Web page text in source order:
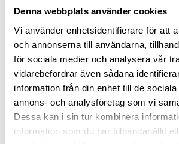
Denna webbplats använder cookies
Vi använder enhetsidentifierare för att
och annonserna till användarna,
för sociala medier och analysera vår
vidarebefordrar även sådana
information från din enhet till de
annons- och analysföretag som vi
Dessa kan i sin tur kombinera
information som du har tillhandahållit
Hållbar fastighetsutveckling
Hållbarhet
Prisma
Att bygga hållbara fastigheter är